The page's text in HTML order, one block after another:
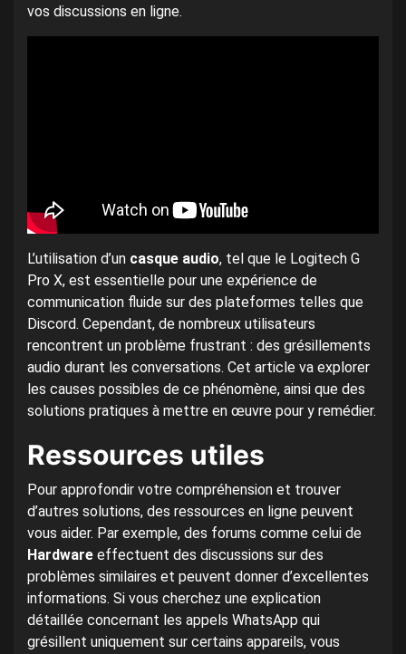
vos discussions en ligne.
L’utilisation d’un casque audio, tel que le Logitech G
Pro X, est essentielle pour une expérience de
communication fluide sur des plateformes telles que
Discord. Cependant, de nombreux utilisateurs
rencontrent un problème frustrant : des grésillements
audio durant les conversations. Cet article va explorer
les causes possibles de ce phénomène, ainsi que des
solutions pratiques à mettre en œuvre pour y remédier.
Ressources utiles
Pour approfondir votre compréhension et trouver
d’autres solutions, des ressources en ligne peuvent
vous aider. Par exemple, des forums comme celui de
Hardware effectuent des discussions sur des
problèmes similaires et peuvent donner d’excellentes
informations. Si vous cherchez une explication
détaillée concernant les appels WhatsApp qui
grésillent uniquement sur certains appareils, vous